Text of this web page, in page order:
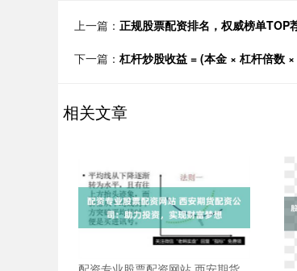
上一篇： 正规股票配资排名，权威榜单TOP
下一篇： 杠杆炒股收益 = (本金 × 杠杆倍数
相关文章